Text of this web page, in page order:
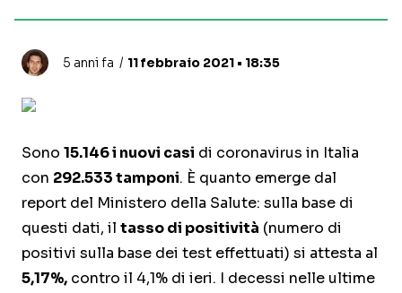
5 anni fa 11 febbraio 2021 • 18:35
Sono 15.146 i nuovi casi di coronavirus in Italia
con 292.533 tamponi. È quanto emerge dal
report del Ministero della Salute: sulla base di
questi dati, il tasso di positività (numero di
positivi sulla base dei test effettuati) si attesta al
5,17%, contro il 4,1% di ieri. I decessi nelle ultime